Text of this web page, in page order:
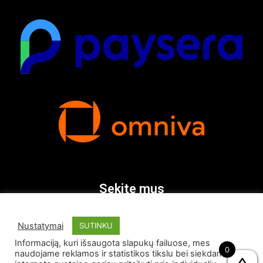
Sekite mus
Nustatymai SUTINKU
Informaciją, kuri išsaugota slapukų failuose, mes
naudojame reklamos ir statistikos tikslu bei siekdami0